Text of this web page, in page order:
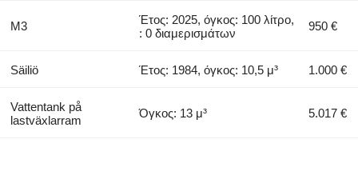
M3
Έτος: 2025, όγκος: 100 λίτρο,
: 0 διαμερισμάτων
950 €
Säiliö Έτος: 1984, όγκος: 10,5 μ³ 1.000 €
Vattentank på
lastväxlarram
Όγκος: 13 μ³ 5.017 €